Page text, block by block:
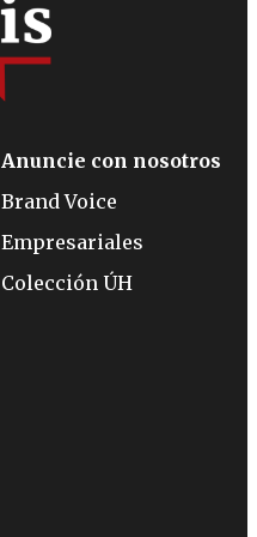
Anuncie con nosotros
Brand Voice
Empresariales
Colección ÚH